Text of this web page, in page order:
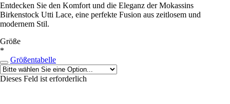
Entdecken Sie den Komfort und die Eleganz der Mokassins
Birkenstock Utti Lace, eine perfekte Fusion aus zeitlosem und
modernem Stil.
Größe
*
Größentabelle
Dieses Feld ist erforderlich